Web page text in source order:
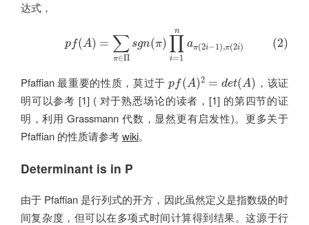
达式，
pf(A) = ∑
π∈Π
sgn(π)
n
∏
i=1
aπ(2i−1),π(2i) (2)
=
Pfaffian 最重要的性质，莫过于pf(A)2 = det(A)
f(A )2= t( A)
，该证
明可以参考 [1] ( 对于熟悉场论的读者，[1] 的第四节的证
明，利用 Grassmann 代数，显然更有启发性)。更多关于
Pfaffian 的性质请参考wiki。
Determinant is in P
由于 Pfaffian 是行列式的开方，因此虽然定义是指数级的时
间复杂度，但可以在多项式时间计算得到结果。这源于行